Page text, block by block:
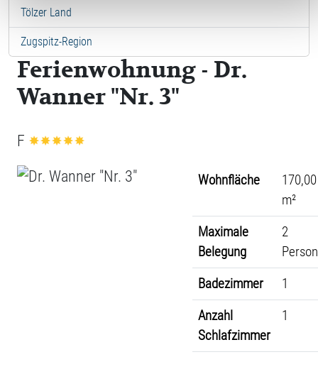
Tölzer Land
Zugspitz-Region
Ferienwohnung - Dr.
Wanner "Nr. 3"
F
Wohnfläche
170,00
m²
Maximale
Belegung
2
Badezimmer
1
Anzahl
Schlafzimmer
1